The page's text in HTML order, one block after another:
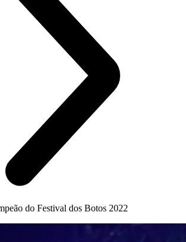
do Festival dos Botos 2022